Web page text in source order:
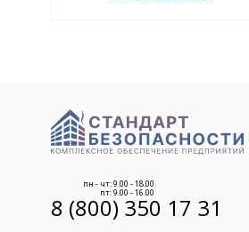
пн - чт: 9.00 - 18.00
пт: 9.00 - 16.00
8 (800) 350 17 31